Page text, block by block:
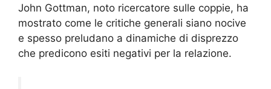
John Gottman, noto ricercatore sulle coppie, ha
mostrato come le critiche generali siano nocive
e spesso preludano a dinamiche di disprezzo
che predicono esiti negativi per la relazione.